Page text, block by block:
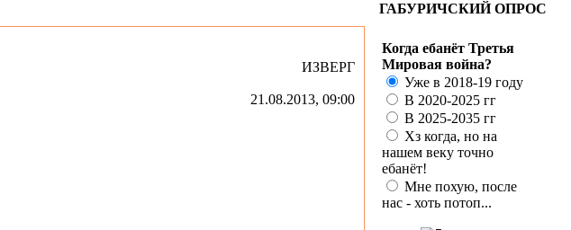
ИЗВЕРГ
21.08.2013, 09:00
ГАБУРИЧСКИЙ ОПРОС
Когда ебанёт Третья
Мировая война?
Уже в 2018-19 году
В 2020-2025 гг
В 2025-2035 гг
Хз когда, но на
нашем веку точно
ебанёт!
Мне похую, после
нас - хоть потоп...